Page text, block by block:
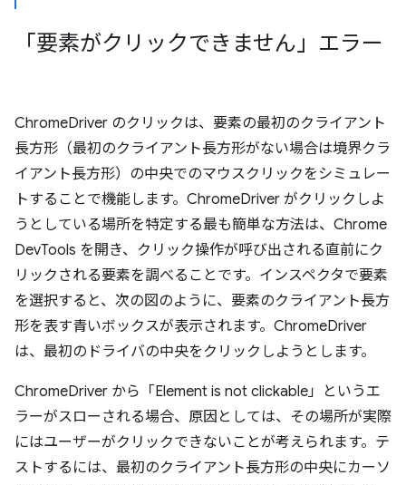
「要素がクリックできません」エラー
ChromeDriver のクリックは、要素の最初のクライアント
長方形（最初のクライアント長方形がない場合は境界クラ
イアント長方形）の中央でのマウスクリックをシミュレー
トすることで機能します。ChromeDriver がクリックしよ
うとしている場所を特定する最も簡単な方法は、Chrome
DevTools を開き、クリック操作が呼び出される直前にク
リックされる要素を調べることです。インスペクタで要素
を選択すると、次の図のように、要素のクライアント長方
形を表す青いボックスが表示されます。ChromeDriver
は、最初のドライバの中央をクリックしようとします。
ChromeDriver から「Element is not clickable」というエ
ラーがスローされる場合、原因としては、その場所が実際
にはユーザーがクリックできないことが考えられます。テ
ストするには、最初のクライアント長方形の中央にカーソ